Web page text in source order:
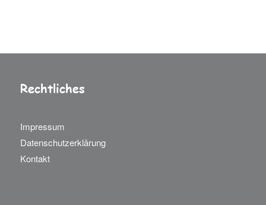
Rechtliches
Impressum
Datenschutzerklärung
Kontakt